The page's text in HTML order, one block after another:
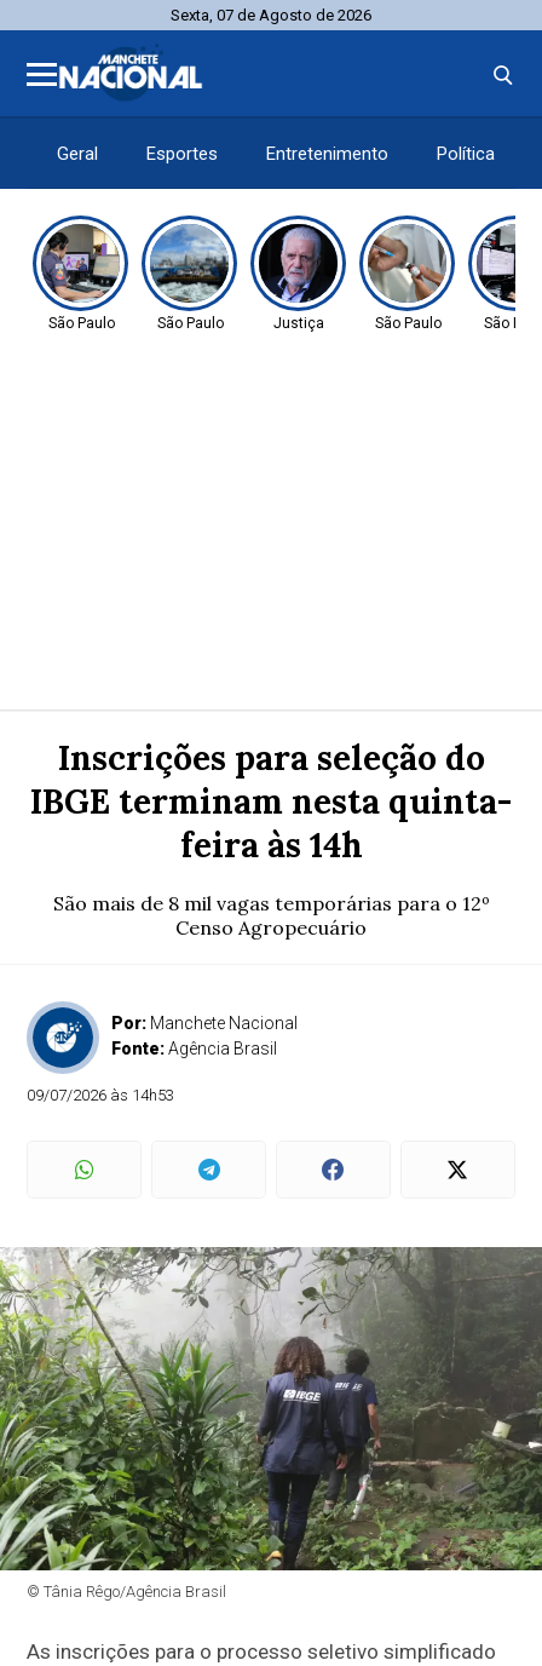
Sexta, 07 de Agosto de 2026
Geral Esportes Entretenimento Política
São Paulo São Paulo Justiça São Paulo São
Inscrições para seleção do
IBGE terminam nesta quinta-
feira às 14h
São mais de 8 mil vagas temporárias para o 12º
Censo Agropecuário
Por: Manchete Nacional
Fonte:Agência Brasil
09/07/2026 às 14h53
© Tânia Rêgo/Agência Brasil
As inscrições para o processo seletivo simplificado